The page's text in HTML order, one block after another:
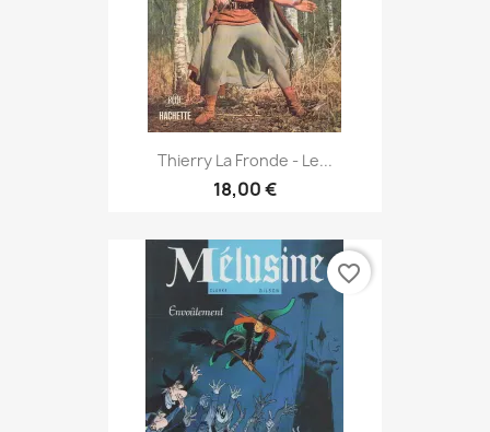
Thierry La Fronde - Le...
18,00 €
favorite_border